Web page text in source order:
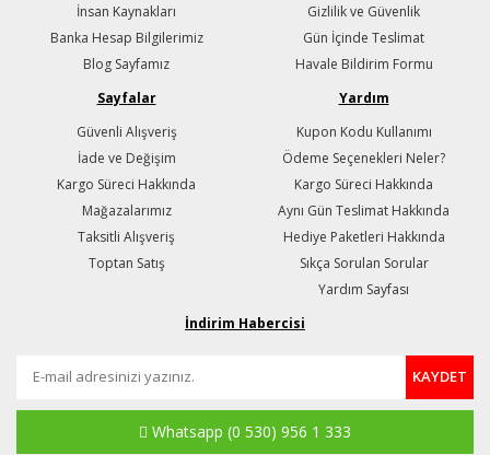
İnsan Kaynakları
Banka Hesap Bilgilerimiz
Blog Sayfamız
Gizlilik ve Güvenlik
Gün İçinde Teslimat
Havale Bildirim Formu
Sayfalar
Güvenli Alışveriş
İade ve Değişim
Kargo Süreci Hakkında
Mağazalarımız
Taksitli Alışveriş
Toptan Satış
Yardım
Kupon Kodu Kullanımı
Ödeme Seçenekleri Neler?
Kargo Süreci Hakkında
Aynı Gün Teslimat Hakkında
Hediye Paketleri Hakkında
Sıkça Sorulan Sorular
Yardım Sayfası
İndirim Habercisi
KAYDET
Whatsapp (0 530) 956 1 333